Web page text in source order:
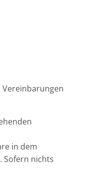
Vereinbarungen
in dem
Sofern nichts